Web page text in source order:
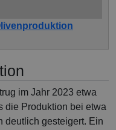
im Jahr 2023 etwa
die Produktion bei etwa
deutlich gesteigert. Ein